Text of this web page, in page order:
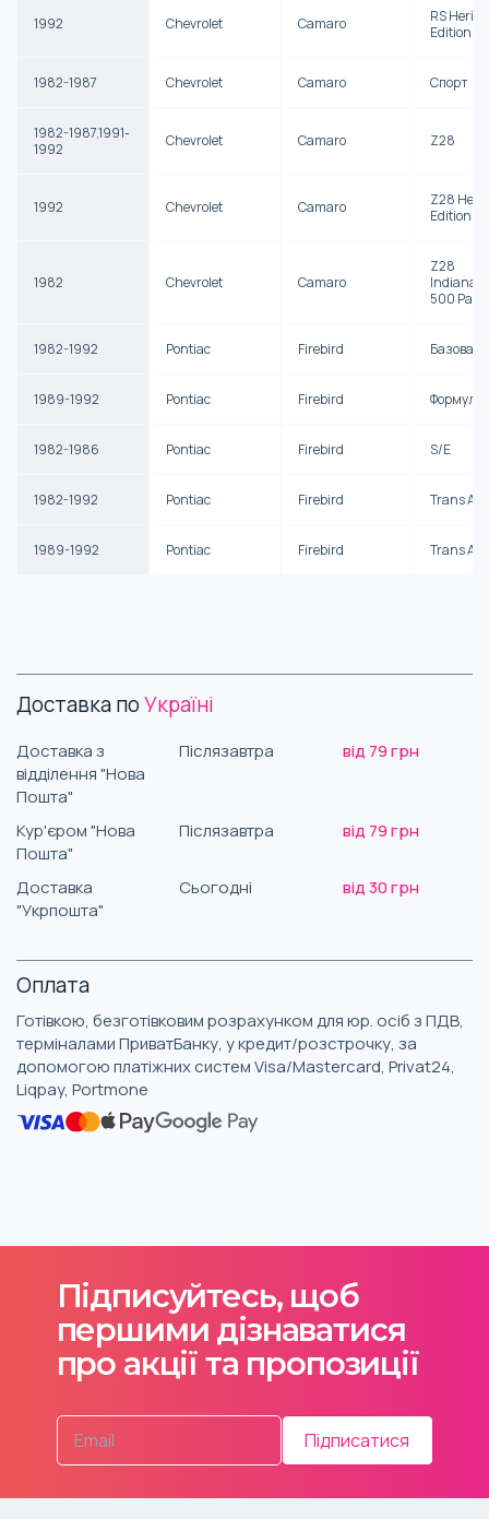
1992 Chevrolet Camaro
RS
Edition
1982-1987 Chevrolet Camaro Спорт
1982-1987,1991-
1992
Chevrolet Camaro Z28
1992 Chevrolet Camaro
Z28
Edition
1982 Chevrolet Camaro
Z28
500 Pace
1982-1992 Pontiac Firebird Базова
1989-1992 Pontiac Firebird Формула
1982-1986 Pontiac Firebird S/E
1982-1992 Pontiac Firebird Trans Am
1989-1992 Pontiac Firebird Trans Am
Доставка поУкраїні
Доставка з
відділення "Нова
Пошта"
Післязавтра від 79 грн
Кур'єром "Нова
Пошта"
Післязавтра від 79 грн
Доставка
"Укрпошта"
Сьогодні від 30 грн
Оплата
Готівкою, безготівковим розрахунком для юр. осіб з ПДВ,
терміналами ПриватБанку, у кредит/розстрочку, за
допомогою платіжних систем Visa/Mastercard, Privat24,
Liqpay, Portmone
Підписуйтесь, щоб
першими дізнаватися
про акції та пропозиції
Підписатися